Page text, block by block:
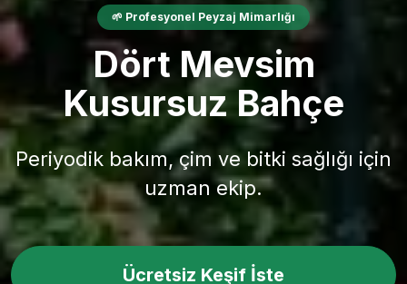
🌱 Profesyonel Peyzaj Mimarlığı
Dört Mevsim
Kusursuz Bahçe
Periyodik bakım, çim ve bitki sağlığı için
uzman ekip.
Ücretsiz Keşif İste